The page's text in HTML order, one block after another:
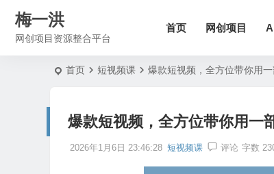
梅一洪
网创项目资源整合平台
首页 网创项目
首页 短视频课 爆款短视频，全方位带你用
爆款短视频，全方位带你用一
2026年1月6日 23:46:28 短视频课 评论 字数